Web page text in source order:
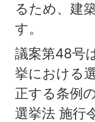
るため、建
す。
議案第48号
挙における
正する条例
選挙法 施行